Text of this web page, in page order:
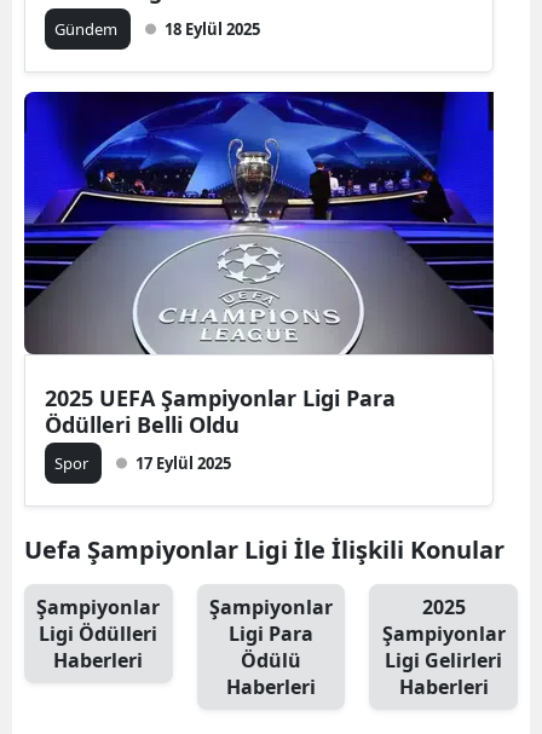
Gündem 18 Eylül 2025
2025 UEFA Şampiyonlar Ligi Para
Ödülleri Belli Oldu
Spor 17 Eylül 2025
Uefa Şampiyonlar Ligi İle İlişkili Konular
Şampiyonlar
Ligi Ödülleri
Haberleri
Şampiyonlar
Ligi Para
Ödülü
Haberleri
2025
Şampiyonlar
Ligi Gelirleri
Haberleri